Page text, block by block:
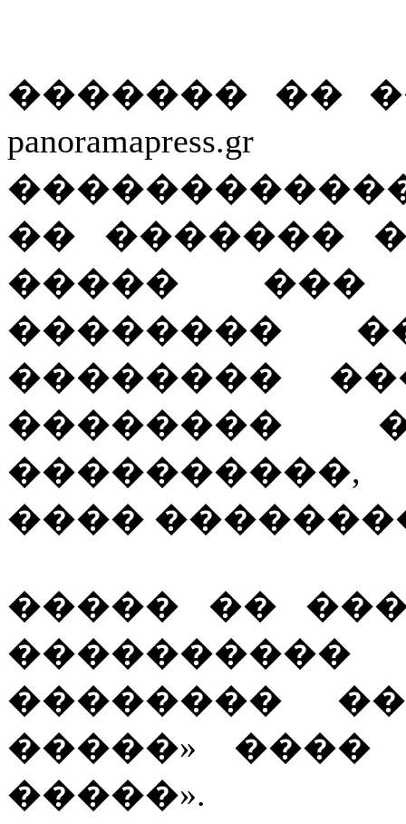
������� ��
�� �������
����� ���
��������
��������
��������
����
����� ��
��������
�����» ����
�����».